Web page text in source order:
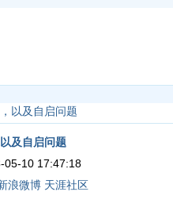
以及自启问题
及自启问题
05-10 17:47:18
浪微博 天涯社区